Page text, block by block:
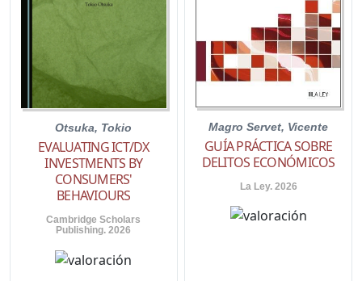
Otsuka, Tokio
EVALUATING ICT/DX
INVESTMENTS BY
CONSUMERS'
BEHAVIOURS
Cambridge Scholars
Publishing. 2026
Magro Servet, Vicente
GUÍA PRÁCTICA SOBRE
DELITOS ECONÓMICOS
La Ley. 2026